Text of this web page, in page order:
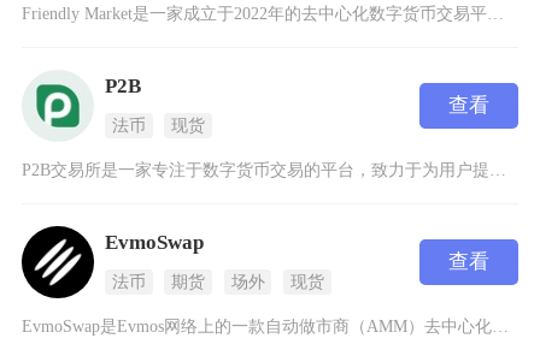
Friendly Market是一家成立于2022年的去中心化数字货币交易平台，专注于为C
P2B
法币 现货
查看
EvmoSwap
法币 期货 场外 现货
查看
EvmoSwap是Evmos网络上的一款自动做市商（AMM）去中心化交易所（DEX），与其